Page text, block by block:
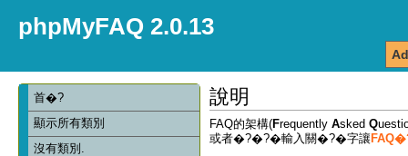
phpMyFAQ 2.0.13
首�?
顯示所有類別
沒有類別.
說明
FAQ的架構(Frequently Asked Q
或者�?�?�輸入關�?�字讓